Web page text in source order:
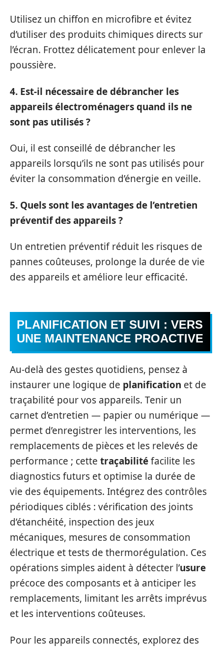
Utilisez un chiffon en microfibre et évitez
d’utiliser des produits chimiques directs sur
l’écran. Frottez délicatement pour enlever la
poussière.
4. Est-il nécessaire de débrancher les
appareils électroménagers quand ils ne
sont pas utilisés ?
Oui, il est conseillé de débrancher les
appareils lorsqu’ils ne sont pas utilisés pour
éviter la consommation d’énergie en veille.
5. Quels sont les avantages de l’entretien
préventif des appareils ?
Un entretien préventif réduit les risques de
pannes coûteuses, prolonge la durée de vie
des appareils et améliore leur efficacité.
PLANIFICATION ET SUIVI : VERS
UNE MAINTENANCE PROACTIVE
Au-delà des gestes quotidiens, pensez à
instaurer une logique de planification et de
traçabilité pour vos appareils. Tenir un
carnet d’entretien — papier ou numérique —
permet d’enregistrer les interventions, les
remplacements de pièces et les relevés de
performance ; cette traçabilitéfacilite les
diagnostics futurs et optimise la durée de
vie des équipements. Intégrez des contrôles
périodiques ciblés : vérification des joints
d’étanchéité, inspection des jeux
mécaniques, mesures de consommation
électrique et tests de thermorégulation. Ces
opérations simples aident à détecter l’usure
précoce des composants et à anticiper les
remplacements, limitant les arrêts imprévus
et les interventions coûteuses.
Pour les appareils connectés, explorez des